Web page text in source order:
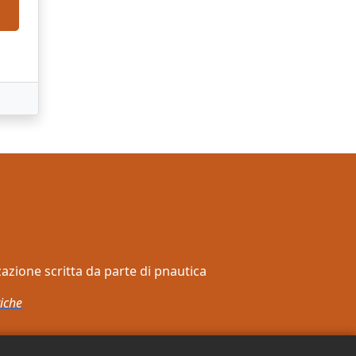
scritta da parte di pnautica